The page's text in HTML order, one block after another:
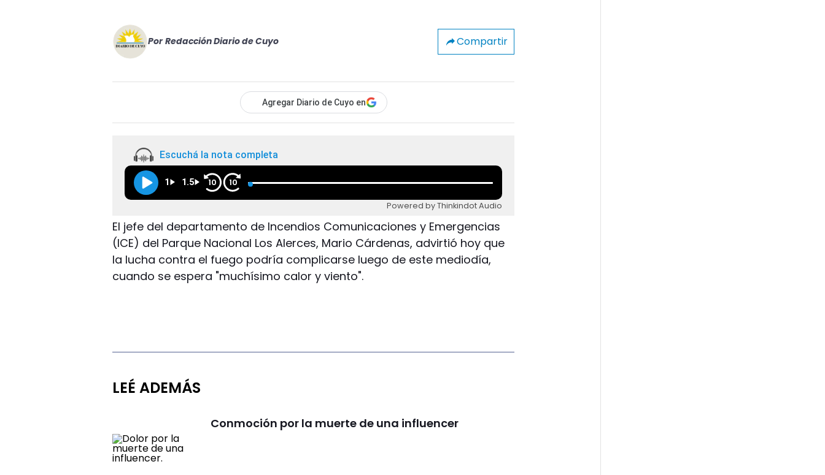
Por Redacción Diario de Cuyo Compartir
Agregar Diario de Cuyo en
Escuchá la nota completa
1 1.5 10 10
Powered by Thinkindot Audio
El jefe del departamento de Incendios Comunicaciones y Emergencias
(ICE) del Parque Nacional Los Alerces, Mario Cárdenas, advirtió hoy que
la lucha contra el fuego podría complicarse luego de este mediodía,
cuando se espera "muchísimo calor y viento".
LEÉ ADEMÁS
Conmoción por la muerte de una influencer